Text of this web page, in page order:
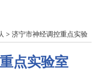
医院布局
查询服务
心理云讲堂 告
招标采购
> 济宁市神经调控重点实验
点实验室